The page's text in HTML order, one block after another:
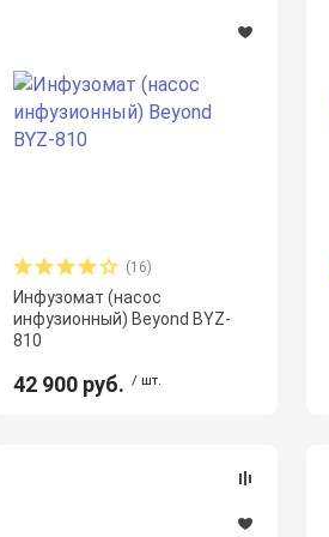
(16)
Инфузомат (насос
инфузионный) Beyond BYZ-
810
42 900 руб. / шт.